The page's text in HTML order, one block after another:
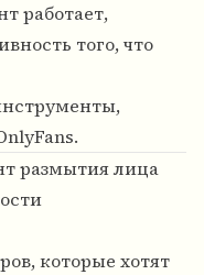
работает,
того, что
размытия лица
которые хотят